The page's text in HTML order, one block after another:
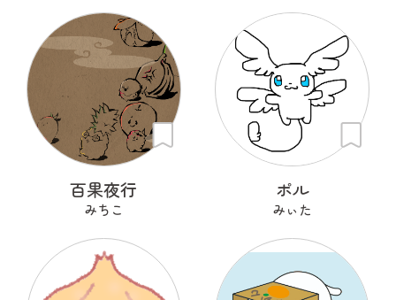
百果夜行
みちこ
ポル
みぃた